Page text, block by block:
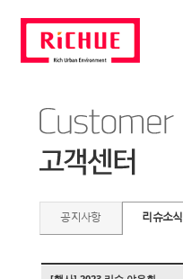
공지사항 리슈소식